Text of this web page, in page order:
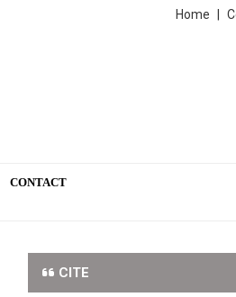
Home
CONTACT
CITE